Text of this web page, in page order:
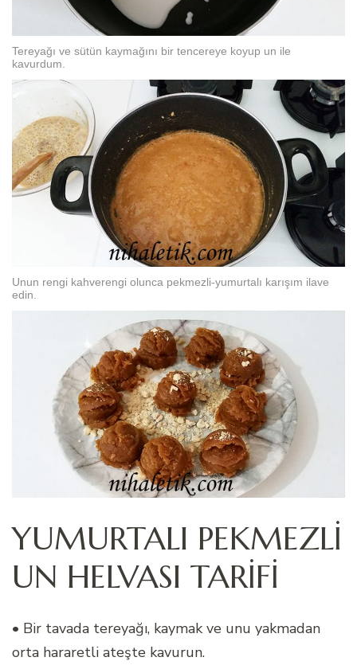
Tereyağı ve sütün kaymağını bir tencereye koyup un ile
kavurdum.
Unun rengi kahverengi olunca pekmezli-yumurtalı karışım ilave
edin.
YUMURTALI PEKMEZLİ
UN HELVASI TARİFİ
• Bir tavada tereyağı, kaymak ve unu yakmadan
orta hararetli ateşte kavurun.